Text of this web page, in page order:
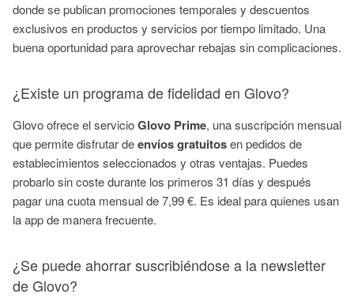
donde se publican promociones temporales y descuentos
exclusivos en productos y servicios por tiempo limitado. Una
buena oportunidad para aprovechar rebajas sin complicaciones.
¿Existe un programa de fidelidad en Glovo?
Glovo ofrece el servicioGlovo Prime, una suscripción mensual
que permite disfrutar deenvíos gratuitosen pedidos de
establecimientos seleccionados y otras ventajas. Puedes
probarlo sin coste durante los primeros 31 días y después
pagar una cuota mensual de 7,99 €. Es ideal para quienes usan
la app de manera frecuente.
¿Se puede ahorrar suscribiéndose a la newsletter
de Glovo?